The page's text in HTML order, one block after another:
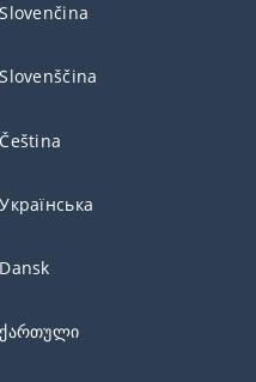
Slovenčina
Slovenščina
Čeština
Українська
Dansk
ქართული